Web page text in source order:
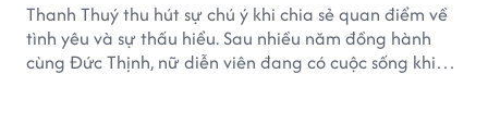
Thanh Thuý thu hút sự chú ý khi chia sẻ quan điểm về
tình yêu và sự thấu hiểu. Sau nhiều năm đồng hành
cùng Đức Thịnh, nữ diễn viên đang có cuộc sống khiến